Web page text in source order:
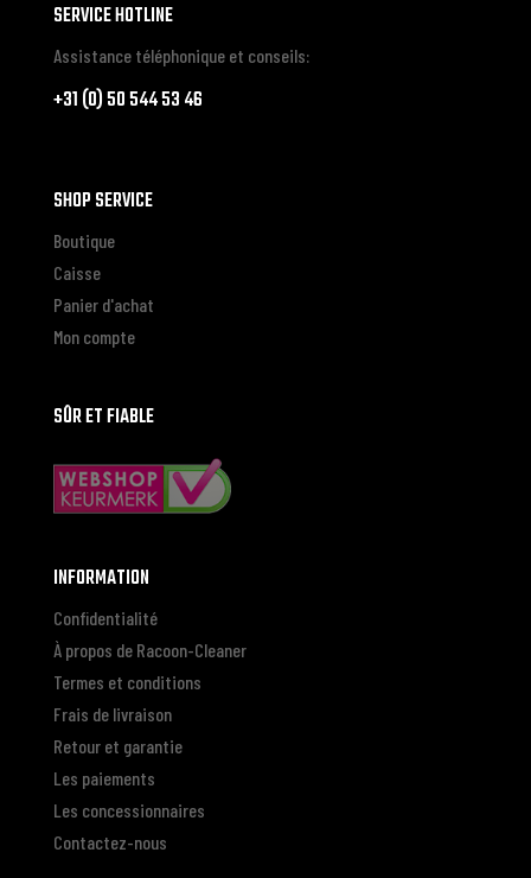
SERVICE HOTLINE
Assistance téléphonique et conseils:
+31 (0) 50 544 53 46
SHOP SERVICE
Boutique
Caisse
Panier d'achat
Mon compte
SÛR ET FIABLE
INFORMATION
Confidentialité
À propos de Racoon-Cleaner
Termes et conditions
Frais de livraison
Retour et garantie
Les paiements
Les concessionnaires
Contactez-nous